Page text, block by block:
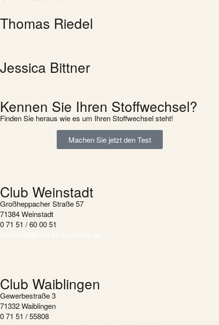
Thomas Riedel
Jessica Bittner
Kennen Sie Ihren Stoffwechsel?
Finden Sie heraus wie es um Ihren Stoffwechsel steht!
Machen Sie jetzt den Test
Club Weinstadt
Großheppacher Straße 57
71384 Weinstadt
0 71 51 / 60 00 51
Club Waiblingen
Gewerbestraße 3
71332 Waiblingen
0 71 51 / 55808